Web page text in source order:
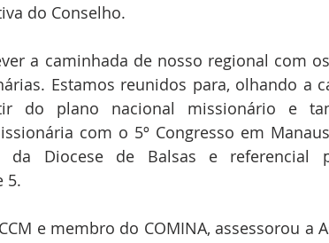
do Conselho.
a caminhada de nosso regional com os
Estamos reunidos para, olhando a
do plano nacional missionário e
com o 5º Congresso em
da Diocese de Balsas e referencial
5.
e membro do COMINA, assessorou a